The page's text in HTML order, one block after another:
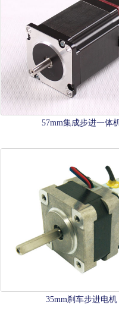
57mm集成步进一体
35mm刹车步进电机